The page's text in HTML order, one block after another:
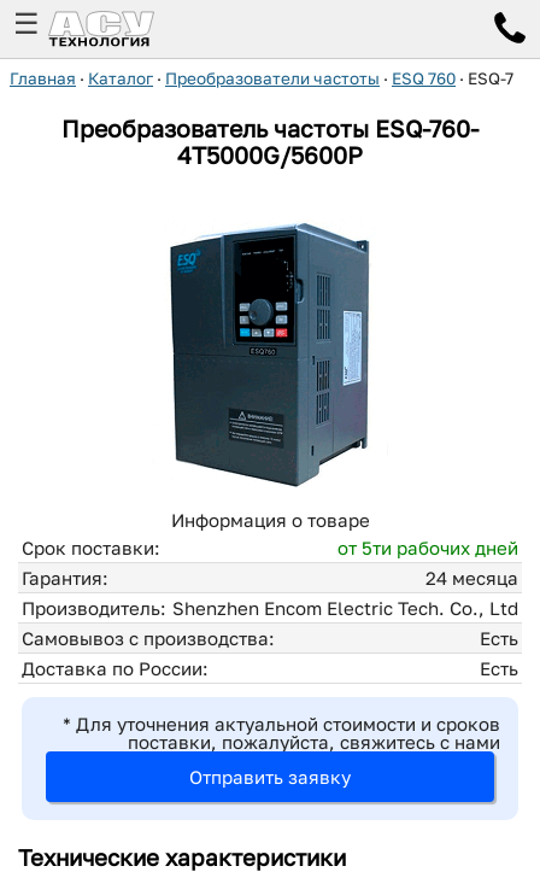
☰
Главная · Каталог · Преобразователи частоты · ESQ 760 · ESQ-
Преобразователь частоты ESQ-760-
4T5000G/5600P
Информация о товаре
Срок поставки:
от 5ти рабочих дней
Гарантия:
24 месяца
Производитель: Shenzhen Encom Electric Tech. Co., Ltd
Самовывоз с производства:
Есть
Доставка по России:
Есть
* Для уточнения актуальной стоимости и сроков
поставки, пожалуйста, свяжитесь с нами
Отправить заявку
Технические характеристики